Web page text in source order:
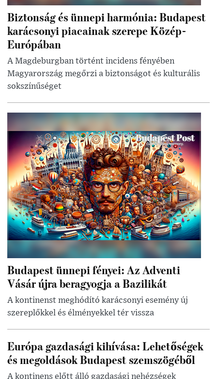
Biztonság és ünnepi harmónia: Budapest
karácsonyi piacainak szerepe Közép-
Európában
A Magdeburgban történt incidens fényében
Magyarország megőrzi a biztonságot és kulturális
sokszínűséget
Budapest ünnepi fényei: Az Adventi
Vásár újra beragyogja a Bazilikát
A kontinenst meghódító karácsonyi esemény új
szereplőkkel és élményekkel tér vissza
Európa gazdasági kihívása: Lehetőségek
és megoldások Budapest szemszögéből
A kontinens előtt álló gazdasági nehézségek